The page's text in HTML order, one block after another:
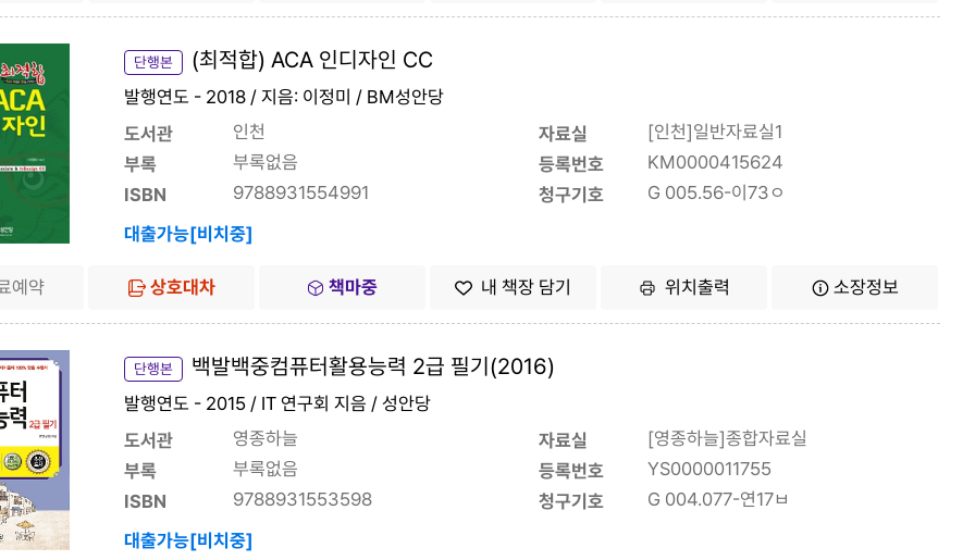
단행본 (최적합) ACA 인디자인 CC
발행연도 - 2018 / 지음: 이정미 / BM성안당
도서관
인천 자료실
[인천]일반자료실1
부록
부록없음 등록번호
KM0000415624
ISBN
9788931554991 청구기호
G 005.56-이73ㅇ
대출가능[비치중]
예약 상호대차 책마중 내 책장 담기 위치출력 소장정보
단행본 백발백중컴퓨터활용능력 2급 필기(2016)
발행연도 - 2015 / IT 연구회 지음 / 성안당
도서관
영종하늘 자료실
[영종하늘]종합자료실
부록
부록없음 등록번호
YS0000011755
ISBN
9788931553598 청구기호
G 004.077-연17ㅂ
대출가능[비치중]